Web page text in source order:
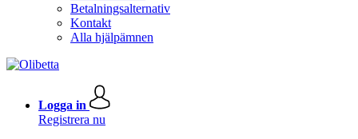
Betalningsalternativ
Kontakt
Alla hjälpämnen
Logga in
Registrera nu